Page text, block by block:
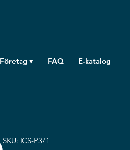
Företag ▾ FAQ E-katalog
SKU: ICS-P371